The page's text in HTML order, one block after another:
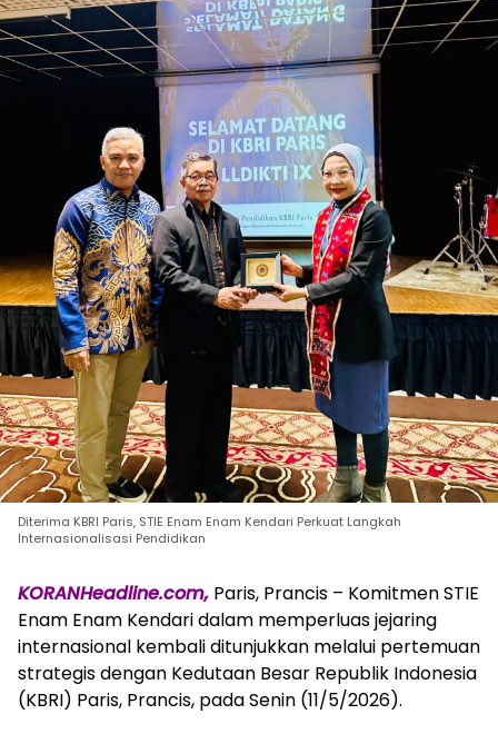
Diterima KBRI Paris, STIE Enam Enam Kendari Perkuat Langkah
Internasionalisasi Pendidikan
KORANHeadline.com, Paris, Prancis – Komitmen STIE
Enam Enam Kendari dalam memperluas jejaring
internasional kembali ditunjukkan melalui pertemuan
strategis dengan Kedutaan Besar Republik Indonesia
(KBRI) Paris, Prancis, pada Senin (11/5/2026).